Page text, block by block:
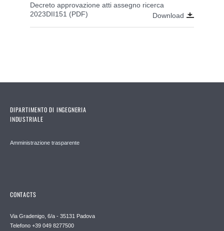
Decreto approvazione atti assegno ricerca
2023DII151 (PDF)
Download
DIPARTIMENTO DI INGEGNERIA
INDUSTRIALE
Amministrazione trasparente
CONTACTS
Via Gradenigo, 6/a - 35131 Padova
Telefono +39 049 8277500